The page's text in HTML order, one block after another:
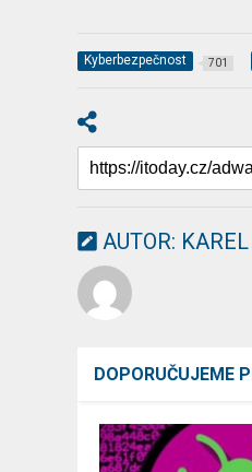
Kyberbezpečnost 701
AUTOR:
DOPORUČUJEME